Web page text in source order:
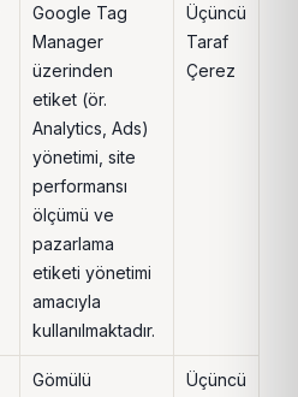
Google Tag
Manager
üzerinden
etiket (ör.
Analytics, Ads)
yönetimi, site
performansı
ölçümü ve
pazarlama
etiketi yönetimi
amacıyla
kullanılmaktadır.
Üçüncü
Taraf
Çerez
Gömülü
Üçüncü